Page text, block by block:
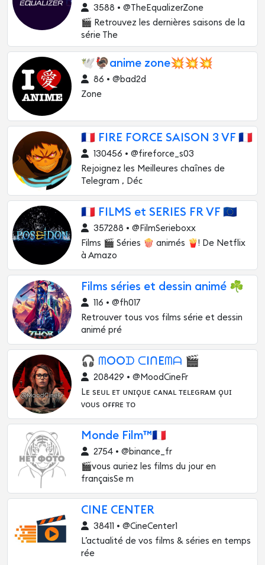
3588 • @TheEqualizerZone
🎬 Retrouvez les dernières saisons de la
série The
🕊🦃anime zone💥💥💥
86 • @bad2d
Zone
🇫🇷 FIRE FORCE SAISON 3 VF 🇫🇷
130456 • @fireforce_s03
Rejoignez les Meilleures chaînes de
Telegram , Déc
🇫🇷 FILMS et SERIES FR VF 🇪🇺
357288 • @FilmSerieboxx
Films 🎬 Séries 🍿 animés 🍟! De Netflix
à Amazo
Films séries et dessin animé ☘
116 • @fh017
Retrouver tous vos films série et dessin
animé pré
🎧 ᗰOOᗪ ᑕIᑎEᗰᗩ 🎬
208429 • @MoodCineFr
Lᴇ sᴇᴜʟ ᴇᴛ ᴜɴɪϙᴜᴇ ᴄᴀɴᴀʟ ᴛᴇʟᴇɢʀᴀᴍ ϙᴜɪ
ᴠᴏᴜs ᴏғғʀᴇ ᴛᴏ
Monde Film™🇫🇷
2754 • @binance_fr
🎬vous auriez les films du jour en
françaisSe m
CINE CENTER
38411 • @CineCenter1
L’actualité de vos films & séries en temps
rée